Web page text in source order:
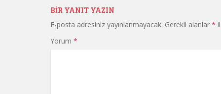
BIR YANIT YAZIN
E-posta adresiniz yayınlanmayacak. Gerekli alanlar *
Yorum *